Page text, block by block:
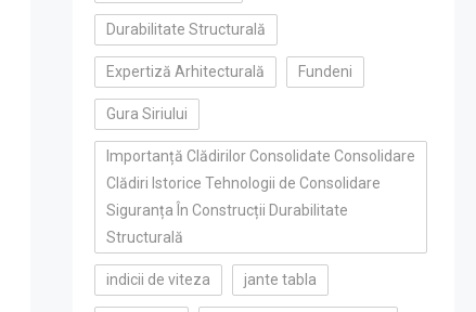
Durabilitate Structurală
Expertiză Arhitecturală Fundeni
Gura Siriului
Importanță Clădirilor Consolidate Consolidare
Clădiri Istorice Tehnologii de Consolidare
Siguranța În Construcții Durabilitate
Structurală
indicii de viteza jante tabla